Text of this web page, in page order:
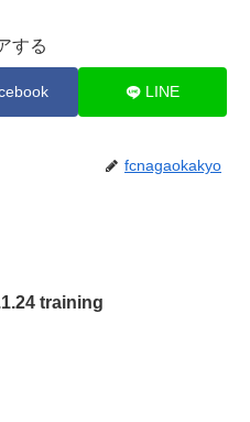
する
LINE
fcnagaokakyo
2018.1.24 training